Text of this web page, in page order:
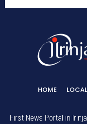
HOME
First News Portal in